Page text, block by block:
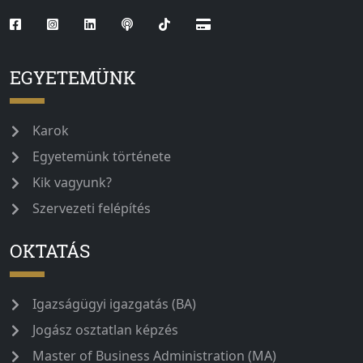
EGYETEMÜNK
Karok
Egyetemünk története
Kik vagyunk?
Szervezeti felépítés
OKTATÁS
Igazságügyi igazgatás (BA)
Jogász osztatlan képzés
Master of Business Administration (MA)